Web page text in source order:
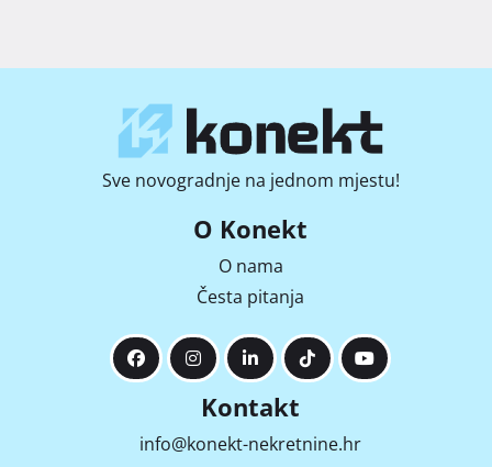
Sve novogradnje na jednom mjestu!
O Konekt
O nama
Česta pitanja
Kontakt
info@konekt-nekretnine.hr